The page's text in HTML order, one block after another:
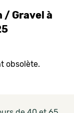
/ Gravel à
obsolète.